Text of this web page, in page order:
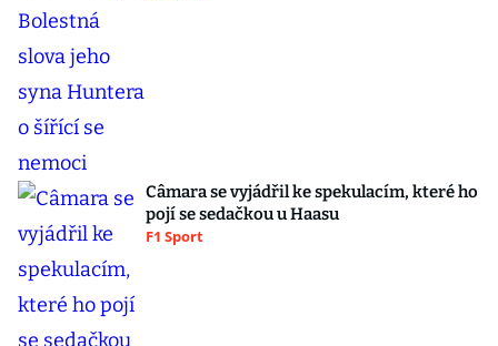
Câmara se vyjádřil ke spekulacím, které ho
pojí se sedačkou u Haasu
F1 Sport